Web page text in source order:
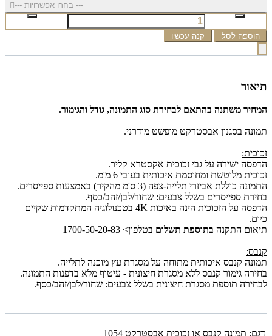
--- בחרו אפשרויות ---
הוספה לסל קנה עכשיו
תיאור
המחיר משתנה בהתאם לבחירת סוג התמונה, גודל והגימור.
תמונה בסגנון אבסטרקט מופשט מודרני.
זכוכית:
הדפסה ישירה על גבי זכוכית אקסטרא קליר.
זכוכית מלוטשת ומחוסמת איכותית בעובי 6 מ'מ.
התמונה כוללת אביזרי תלייה-צפה (3 ס'מ מהקיר) באמצעות ספייסרים.
בחירת ספייסרים בשלל צבעים: שחור/לבן/זהב/כסף.
הדפסה על הזכוכית הינה באיכות 4K בטכנולוגיה המתקדמות שקיים
כיום.
תיאום התקנה בתוספת תשלום בטלפון> 1700-50-20-83
קנבס:
תמונה קנבס איכותית מתוחה על מסגרת עץ מוכנה לתלייה.
בחירה גימור קנבס ללא מסגרת חיצונית - עיטוף מלא בדפנות התמונה.
לבחירה תוספת מסגרת חיצונית בשלל צבעים: שחור/לבן/זהב/כסף.
דגם: תמונה קנבס או זכוכית אבסטרקט 1054